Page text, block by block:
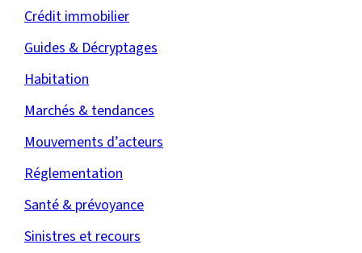
Crédit immobilier
Guides & Décryptages
Habitation
Marchés & tendances
Mouvements d’acteurs
Réglementation
Santé & prévoyance
Sinistres et recours